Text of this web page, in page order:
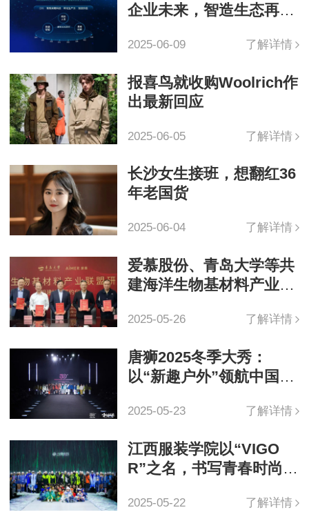
企业未来，智造生态再升
2025-06-09 了解详情
报喜鸟就收购Woolrich作
出最新回应
2025-06-05 了解详情
长沙女生接班，想翻红36
年老国货
2025-06-04 了解详情
爱慕股份、青岛大学等共
建海洋生物基材料产业联
2025-05-26 了解详情
唐狮2025冬季大秀：
以“新趣户外”领航中国轻
2025-05-23 了解详情
江西服装学院以“VIGO
R”之名，书写青春时尚宣
2025-05-22 了解详情